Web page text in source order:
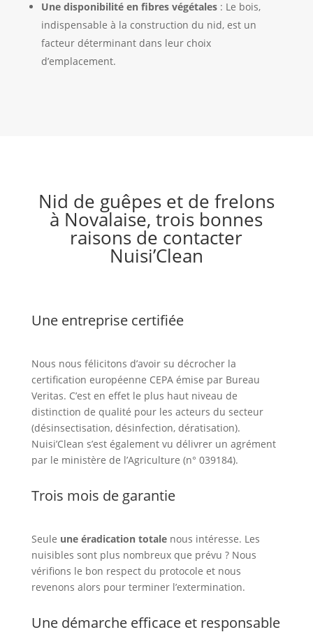
Une disponibilité en fibres végétales: Le bois,
indispensable à la construction du nid, est un
facteur déterminant dans leur choix
d’emplacement.
Nid de guêpes et de frelons
à Novalaise, trois bonnes
raisons de contacter
Nuisi’Clean
Une entreprise certifiée
Nous nous félicitons d’avoir su décrocher la
certification européenne CEPA émise par Bureau
Veritas. C’est en effet le plus haut niveau de
distinction de qualité pour les acteurs du secteur
(désinsectisation, désinfection, dératisation).
Nuisi’Clean s’est également vu délivrer un agrément
par le ministère de l’Agriculture (n° 039184).
Trois mois de garantie
Seule une éradication totalenous intéresse. Les
nuisibles sont plus nombreux que prévu ? Nous
vérifions le bon respect du protocole et nous
revenons alors pour terminer l’extermination.
Une démarche efficace et responsable